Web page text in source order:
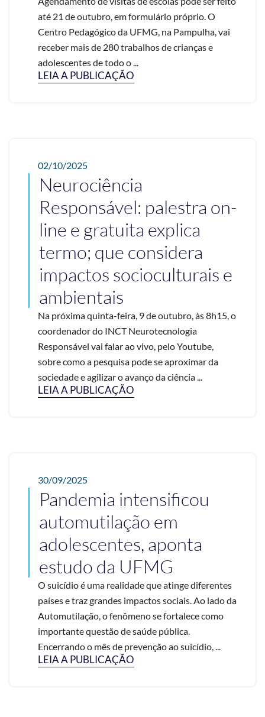
até 21 de outubro, em formulário próprio. O
Centro Pedagógico da UFMG, na Pampulha, vai
receber mais de 280 trabalhos de crianças e
adolescentes de todo o ...
LEIA A PUBLICAÇÃO
02/10/2025
Neurociência
Responsável: palestra on-
line e gratuita explica
termo; que considera
impactos socioculturais e
ambientais
Na próxima quinta-feira, 9 de outubro, às 8h15, o
coordenador do INCT Neurotecnologia
Responsável vai falar ao vivo, pelo Youtube,
sobre como a pesquisa pode se aproximar da
sociedade e agilizar o avanço da ciência ...
LEIA A PUBLICAÇÃO
30/09/2025
Pandemia intensificou
automutilação em
adolescentes, aponta
estudo da UFMG
O suicídio é uma realidade que atinge diferentes
países e traz grandes impactos sociais. Ao lado da
Automutilação, o fenômeno se fortalece como
importante questão de saúde pública.
Encerrando o mês de prevenção ao suicídio, ...
LEIA A PUBLICAÇÃO